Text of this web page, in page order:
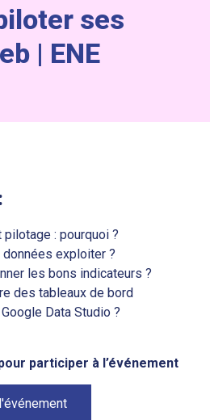
ses
| ENE
: pourquoi ?
exploiter ?
les bons indicateurs ?
des tableaux de bord
Data Studio ?
participer à l’événement